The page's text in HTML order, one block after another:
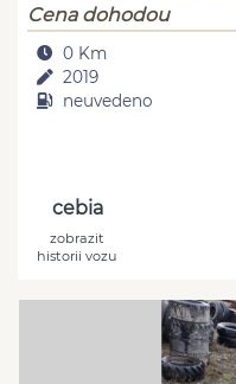
Cena dohodou
0 Km
2019
neuvedeno
cebia
zobrazit
historii vozu